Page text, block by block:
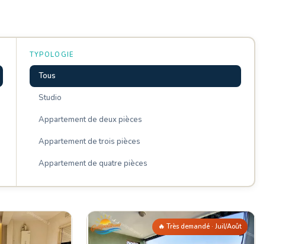
TYPOLOGIE
Tous
Studio
Appartement de deux pièces
Appartement de trois pièces
Appartement de quatre pièces
🔥 Très demandé · Juil/Août